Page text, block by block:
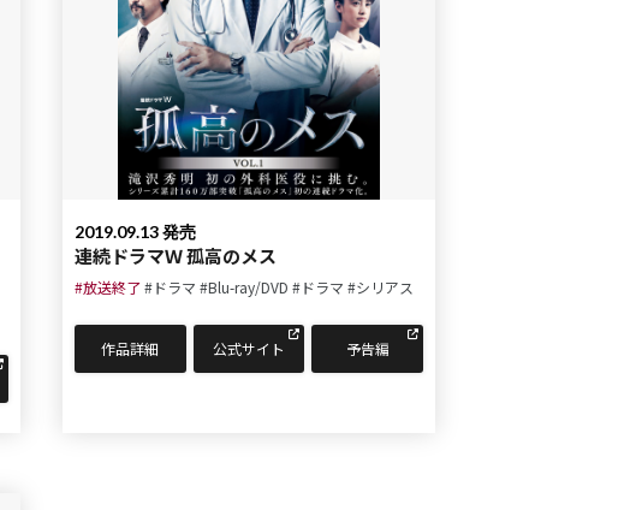
2019.09.13 発売
連続ドラマＷ 孤高のメス
#放送終了#ドラマ #Blu-ray/DVD #ドラマ #シリアス
作品詳細 公式サイト 予告編